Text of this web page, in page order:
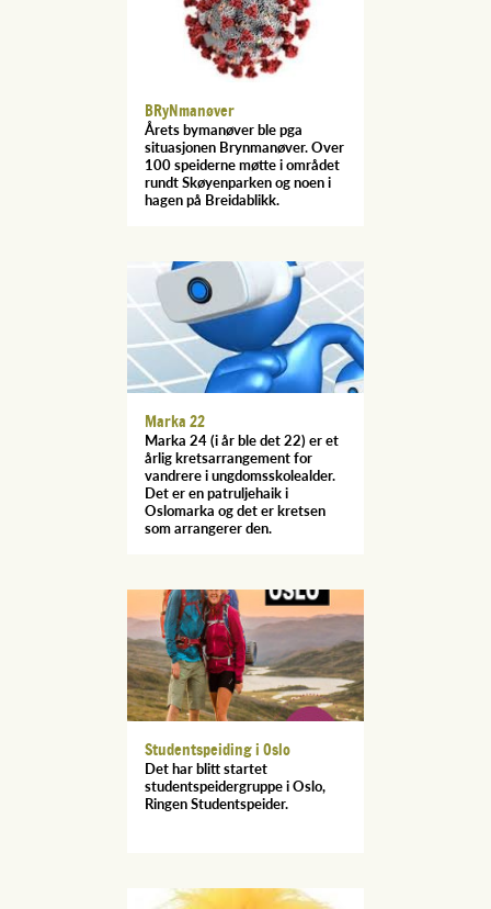
BRyNmanøver
Årets bymanøver ble pga
situasjonen Brynmanøver. Over
100 speiderne møtte i området
rundt Skøyenparken og noen i
hagen på Breidablikk.
Marka 22
Marka 24 (i år ble det 22) er et
årlig kretsarrangement for
vandrere i ungdomsskolealder.
Det er en patruljehaik i
Oslomarka og det er kretsen
som arrangerer den.
Studentspeiding i Oslo
Det har blitt startet
studentspeidergruppe i Oslo,
Ringen Studentspeider.